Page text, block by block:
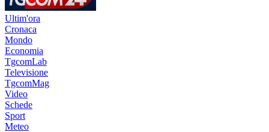
Ultim'ora
Cronaca
Mondo
Economia
TgcomLab
Televisione
TgcomMag
Video
Schede
Sport
Meteo